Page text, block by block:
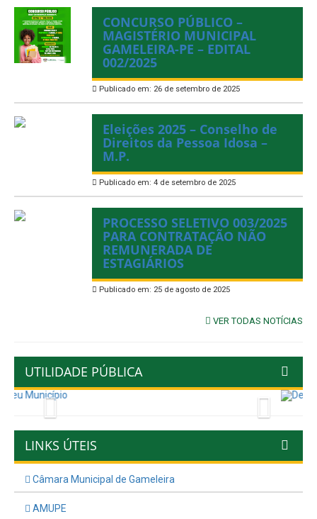
CONCURSO PÚBLICO –
MAGISTÉRIO MUNICIPAL
GAMELEIRA-PE – EDITAL
002/2025
Publicado em: 26 de setembro de 2025
Eleições 2025 – Conselho de
Direitos da Pessoa Idosa –
M.P.
Publicado em: 4 de setembro de 2025
PROCESSO SELETIVO 003/2025
PARA CONTRATAÇÃO NÃO
REMUNERADA DE
ESTAGIÁRIOS
Publicado em: 25 de agosto de 2025
VER TODAS NOTÍCIAS
UTILIDADE PÚBLICA
Previous
Next
LINKS ÚTEIS
Câmara Municipal de Gameleira
AMUPE